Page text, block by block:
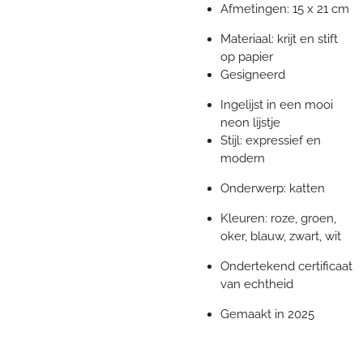
Afmetingen: 15 x 21 cm
Materiaal: krijt en stift
op papier
Gesigneerd
Ingelijst in een mooi
neon lijstje
Stijl: expressief en
modern
Onderwerp: katten
Kleuren: roze, groen,
oker, blauw, zwart, wit
Ondertekend certificaat
van echtheid
Gemaakt in 2025